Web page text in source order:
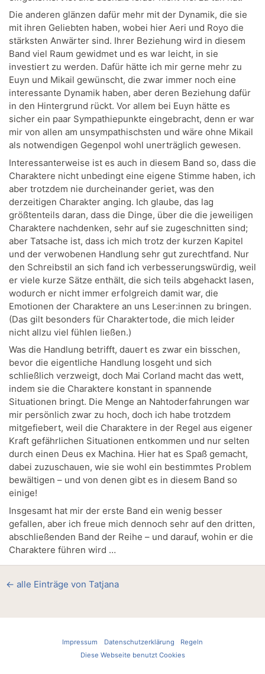
Die anderen glänzen dafür mehr mit der Dynamik, die sie
mit ihren Geliebten haben, wobei hier Aeri und Royo die
stärksten Anwärter sind. Ihrer Beziehung wird in diesem
Band viel Raum gewidmet und es war leicht, in sie
investiert zu werden. Dafür hätte ich mir gerne mehr zu
Euyn und Mikail gewünscht, die zwar immer noch eine
interessante Dynamik haben, aber deren Beziehung dafür
in den Hintergrund rückt. Vor allem bei Euyn hätte es
sicher ein paar Sympathiepunkte eingebracht, denn er war
mir von allen am unsympathischsten und wäre ohne Mikail
als notwendigen Gegenpol wohl unerträglich gewesen.
Interessanterweise ist es auch in diesem Band so, dass die
Charaktere nicht unbedingt eine eigene Stimme haben, ich
aber trotzdem nie durcheinander geriet, was den
derzeitigen Charakter anging. Ich glaube, das lag
größtenteils daran, dass die Dinge, über die die jeweiligen
Charaktere nachdenken, sehr auf sie zugeschnitten sind;
aber Tatsache ist, dass ich mich trotz der kurzen Kapitel
und der verwobenen Handlung sehr gut zurechtfand. Nur
den Schreibstil an sich fand ich verbesserungswürdig, weil
er viele kurze Sätze enthält, die sich teils abgehackt lasen,
wodurch er nicht immer erfolgreich damit war, die
Emotionen der Charaktere an uns Leser:innen zu bringen.
(Das gilt besonders für Charaktertode, die mich leider
nicht allzu viel fühlen ließen.)
Was die Handlung betrifft, dauert es zwar ein bisschen,
bevor die eigentliche Handlung losgeht und sich
schließlich verzweigt, doch Mai Corland macht das wett,
indem sie die Charaktere konstant in spannende
Situationen bringt. Die Menge an Nahtoderfahrungen war
mir persönlich zwar zu hoch, doch ich habe trotzdem
mitgefiebert, weil die Charaktere in der Regel aus eigener
Kraft gefährlichen Situationen entkommen und nur selten
durch einen Deus ex Machina. Hier hat es Spaß gemacht,
dabei zuzuschauen, wie sie wohl ein bestimmtes Problem
bewältigen – und von denen gibt es in diesem Band so
einige!
Insgesamt hat mir der erste Band ein wenig besser
gefallen, aber ich freue mich dennoch sehr auf den dritten,
abschließenden Band der Reihe – und darauf, wohin er die
Charaktere führen wird …
← alle Einträge von Tatjana
Impressum Datenschutzerklärung
Regeln
Diese Webseite benutzt Cookies